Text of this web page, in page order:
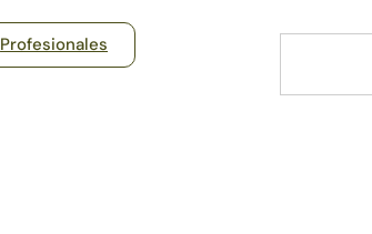
Profesionales